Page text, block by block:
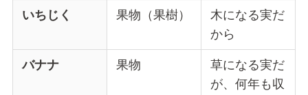
いちじく 果物（果樹）
木になる実だ
から
バナナ 果物
草になる実だ
が、何年も収